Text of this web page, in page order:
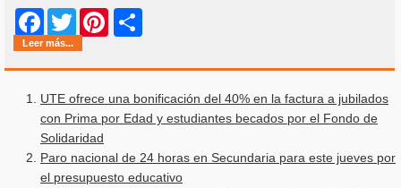
Facebook
Twitter Pinterest
Leer más...
UTE ofrece una bonificación del 40% en la factura a jubilados
con Prima por Edad y estudiantes becados por el Fondo de
Solidaridad
Paro nacional de 24 horas en Secundaria para este jueves por
el presupuesto educativo